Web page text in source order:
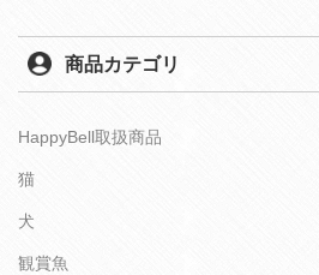
商品カテゴリ
HappyBell取扱商品
猫
犬
観賞魚